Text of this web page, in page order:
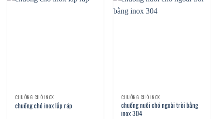
CHUỒNG CHÓ INOX
chuồng chó inox lắp ráp
CHUỒNG CHÓ INOX
chuồng nuôi chó ngoài trời bằng
inox 304